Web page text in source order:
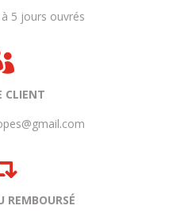
5 jours ouvrés
CLIENT
REMBOURSÉ